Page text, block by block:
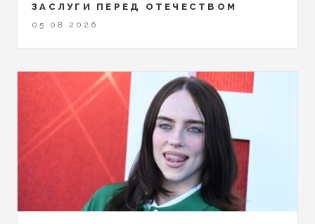
ЗАСЛУГИ ПЕРЕД ОТЕЧЕСТВОМ
05.08.2026